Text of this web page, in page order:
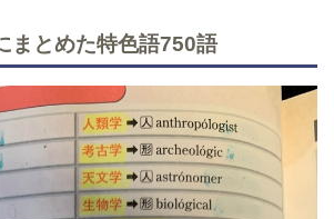
まとめた特色語750語